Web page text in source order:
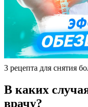
3 рецепта для снятия
В каких
врачу?